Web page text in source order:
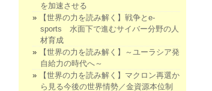
を加速させる
【世界の力を読み解く】戦争とe-
sports 水面下で進むサイバー分野の人
材育成
【世界の力を読み解く】～ユーラシア発
自給力の時代へ～
【世界の力を読み解く】マクロン再選か
ら見る今後の世界情勢／金資源本位制